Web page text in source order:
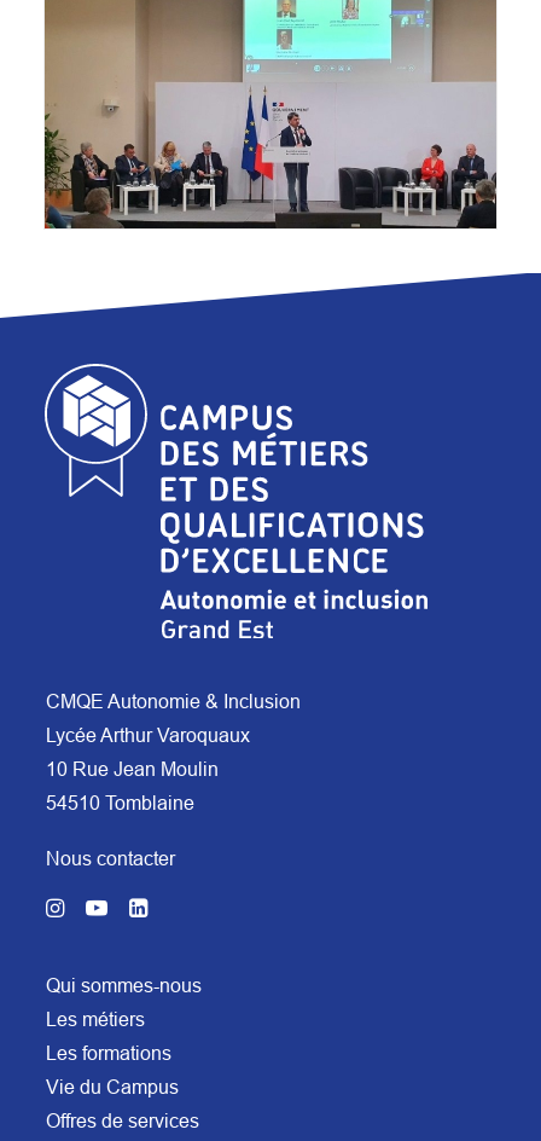
CMQE Autonomie & Inclusion
Lycée Arthur Varoquaux
10 Rue Jean Moulin
54510 Tomblaine
Nous contacter
Qui sommes-nous
Les métiers
Les formations
Vie du Campus
Offres de services